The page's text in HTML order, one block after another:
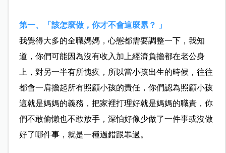
第一、「該怎麼做，你才不會這麼累？ 」
我覺得大多的全職媽媽，心態都需要調整一下，我知
道，你們可能因為沒有收入加上經濟負擔都在老公身
上，對另一半有所愧疚，所以當小孩出生的時候，往往
都會一肩擔起所有照顧小孩的責任，你們認為照顧小孩
這就是媽媽的義務，把家裡打理好就是媽媽的職責，你
們不敢偷懶也不敢放手，深怕好像少做了一件事或沒做
好了哪件事，就是一種過錯跟罪過。